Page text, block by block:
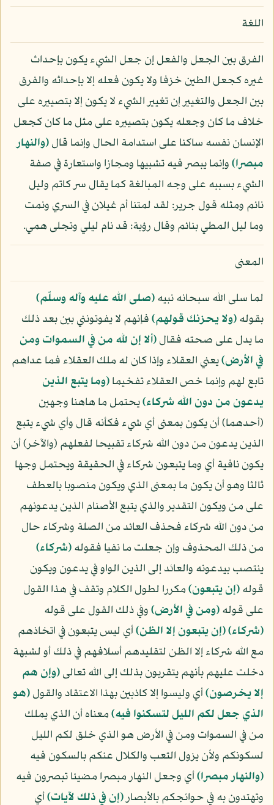
اللغة
الفرق بين الجعل والفعل إن جعل الشيء يكون بإحداث
غيره كجعل الطين خزفا ولا يكون فعله إلا بإحداثه والفرق
بين الجعل والتغيير إن تغيير الشيء لا يكون إلا بتصييره على
خلاف ما كان وجعله يكون بتصييره على مثل ما كان كجعل
الإنسان نفسه ساكنا على استدامة الحال وإنما قال﴿والنهار
مبصرا﴾وإنما يبصر فيه تشبيها ومجازا واستعارة في صفة
الشيء بسببه على وجه المبالغة كما يقال سر كاتم وليل
نائم ومثله قول جرير: لقد لمتنا أم غيلان في السري ونمت
وما ليل المطي بنائم وقال رؤبة: قد نام ليلي وتجلى همي.
المعنى
لما سلى الله سبحانه نبيه(صلى الله عليه وآله وسلّم)
بقوله﴿ولا يحزنك قولهم﴾فإنهم لا يفوتونني بين بعد ذلك
ما يدل على صحته فقال﴿ألا إن لله من في السموات ومن
في الأرض﴾يعني العقلاء وإذا كان له ملك العقلاء فما عداهم
تابع لهم وإنما خص العقلاء تفخيما﴿وما يتبع الذين
يدعون من دون الله شركاء﴾يحتمل ما هاهنا وجهين
(أحدهما) أن يكون بمعنى أي شيء فكأنه قال وأي شيء يتبع
الذين يدعون من دون الله شركاء تقبيحا لفعلهم (والآخر) أن
يكون نافية أي وما يتبعون شركاء في الحقيقة ويحتمل وجها
ثالثا وهو أن يكون ما بمعنى الذي ويكون منصوبا بالعطف
على من ويكون التقدير والذي يتبع الأصنام الذين يدعونهم
من دون الله شركاء فحذف العائد من الصلة وشركاء حال
من ذلك المحذوف وإن جعلت ما نفيا فقوله﴿شركاء﴾
ينتصب بيدعونه والعائد إلى الذين الواو في يدعون ويكون
قوله﴿إن يتبعون﴾مكررا لطول الكلام وتقف في هذا القول
على قوله﴿ومن في الأرض﴾وفي ذلك القول على قوله
﴿شركاء﴾﴿إن يتبعون إلا الظن﴾أي ليس يتبعون في اتخاذهم
مع الله شركاء إلا الظن لتقليدهم أسلافهم في ذلك أو لشبهة
دخلت عليهم بأنهم يتقربون بذلك إلى الله تعالى﴿وإن هم
إلا يخرصون﴾أي وليسوا إلا كاذبين بهذا الاعتقاد والقول﴿هو
الذي جعل لكم الليل لتسكنوا فيه﴾معناه أن الذي يملك
من في السموات ومن في الأرض هو الذي خلق لكم الليل
لسكونكم ولأن يزول التعب والكلال عنكم بالسكون فيه
﴿والنهار مبصرا﴾أي وجعل النهار مبصرا مضيئا تبصرون فيه
وتهتدون به في حوائجكم بالأبصار﴿إن في ذلك لآيات﴾أي